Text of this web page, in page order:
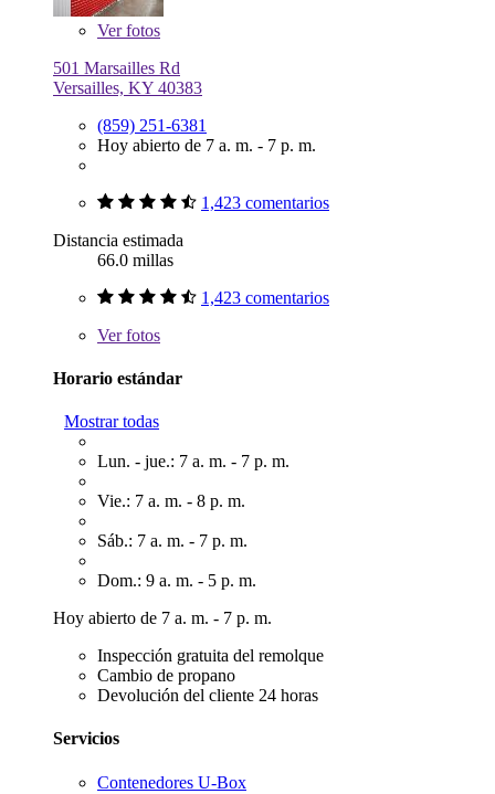
Verfotos
501 Marsailles Rd
Versailles, KY 40383
(859) 251-6381
Hoy abierto de 7 a. m. - 7 p. m.
1,423 comentarios
Distancia estimada
66.0 millas
1,423 comentarios
Verfotos
Horario estándar
Mostrar todas
Lun. - jue.: 7 a. m. - 7 p. m.
Vie.: 7 a. m. - 8 p. m.
Sáb.: 7 a. m. - 7 p. m.
Dom.: 9 a. m. - 5 p. m.
Hoy abierto de 7 a. m. - 7 p. m.
Inspección gratuita del remolque
Cambio de propano
Devolución del cliente 24 horas
Servicios
Contenedores U-Box